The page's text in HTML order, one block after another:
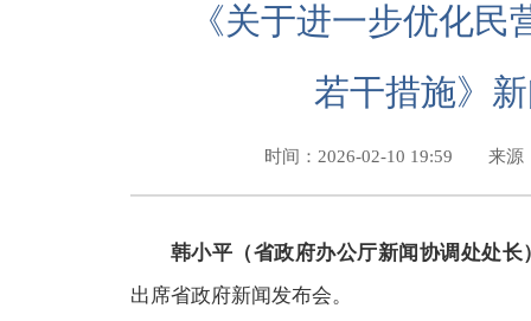
《关于进一步优化
若干措施》
时间：2026-02-10 19:59 来源
韩小平（省政府办公厅新闻协调处处长
出席省政府新闻发布会。